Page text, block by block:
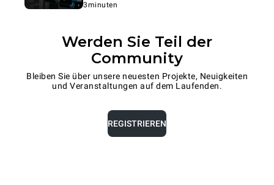
3minuten
Werden Sie Teil der
Community
Bleiben Sie über unsere neuesten Projekte, Neuigkeiten
und Veranstaltungen auf dem Laufenden.
REGISTRIEREN